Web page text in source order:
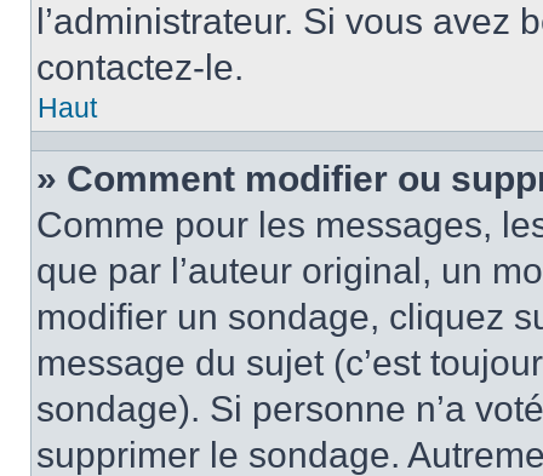
l’administrateur. Si vous avez
contactez-le.
Haut
» Comment modifier ou
Comme pour les messages,
que par l’auteur original, un
modifier un sondage, cliquez
message du sujet (c’est
sondage). Si personne n’a
supprimer le sondage.